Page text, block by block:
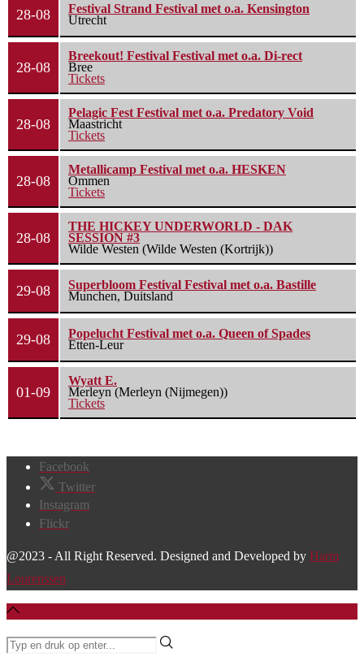
28-08
Festival Strand Festival met o.a. Kensington
Utrecht
28-08
Breekout! Festival Festival met o.a. Di-rect
Bree
Tickets
28-08
Pelagic Fest Festival met o.a. Predatory Void
Maastricht
Tickets
28-08
Metallicamp Festival met o.a. HESKEN
Ommen
Tickets
28-08
THE HICKEY UNDERWORLD - DAK
SESSION #3
Wilde Westen (Wilde Westen (Kortrijk))
29-08
Superbloom Festival Festival met o.a. Bastille
Munchen, Duitsland
29-08
Popelucht Festival met o.a. Queen of Spades
Etten-Leur
01-09
Wyatt E.
Merleyn (Merleyn (Nijmegen))
Tickets
Facebook
Twitter
Instagram
Flickr
@2023 - All Right Reserved. Designed and Developed by Harm
Lourenssen